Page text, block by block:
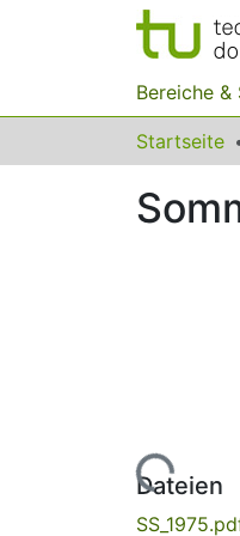
Bereiche &
Startseite
Lade...
Dateien